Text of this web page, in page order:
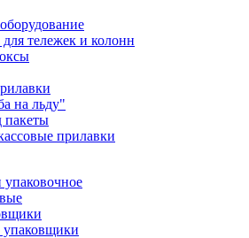
тележек и колонн
на льду"
пакеты
прилавки
упаковочное